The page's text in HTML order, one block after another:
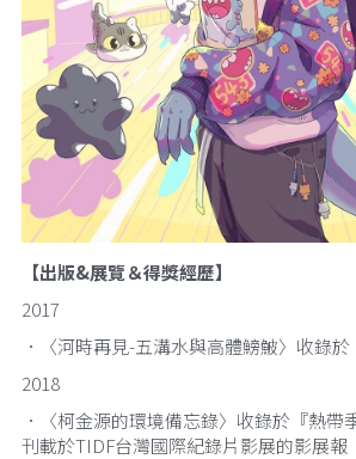
【出版&展覽＆得獎經歷】
2017
．〈河時再見-五溝水與高體鰟鮍〉收錄於
2018
．〈柯金源的環境備忘錄〉收錄於『熱帶
刊載於TIDF台灣國際紀錄片影展的影展報